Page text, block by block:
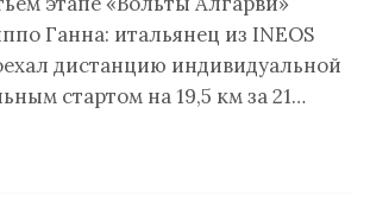
Ганна: итальянец из INEOS
дистанцию индивидуальной
стартом на 19,5 км за 21…